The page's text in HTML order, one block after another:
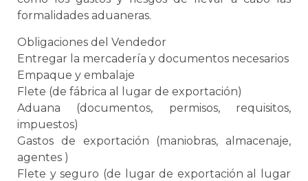
formalidades aduaneras.
Obligaciones del Vendedor
Entregar la mercadería y documentos necesarios
Empaque y embalaje
Flete (de fábrica al lugar de exportación)
Aduana (documentos, permisos, requisitos,
impuestos)
Gastos de exportación (maniobras, almacenaje,
agentes )
Flete y seguro (de lugar de exportación al lugar